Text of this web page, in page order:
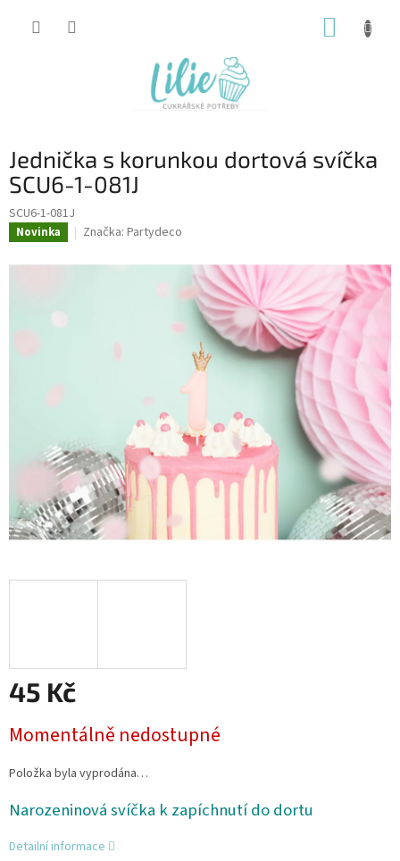
Jednička s korunkou dortová svíčka
SCU6-1-081J
SCU6-1-081J
Novinka Značka: Partydeco
45 Kč
cena:
Momentálně nedostupné
Položka byla vyprodána…
Narozeninová svíčka k zapíchnutí do dortu
Detailní informace